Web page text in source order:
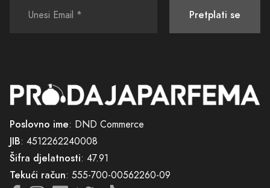
Ukorak s vašom svakodnevicom, ali istovremeno izvan nje, ove svijeće
Pretplati se
Poslovno ime: DND Commerce
JIB: 4512262240008
Šifra djelatnosti: 47.91
Tekući račun: 555-700-00562260-09